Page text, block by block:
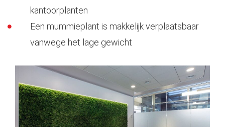
kantoorplanten
Een mummieplant is makkelijk verplaatsbaar
vanwege het lage gewicht